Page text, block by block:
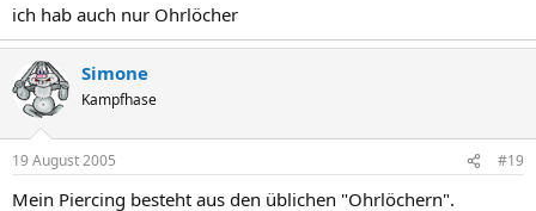
ich hab auch nur Ohrlöcher
Simone
Kampfhase
19 August 2005 #19
Mein Piercing besteht aus den üblichen "Ohrlöchern".